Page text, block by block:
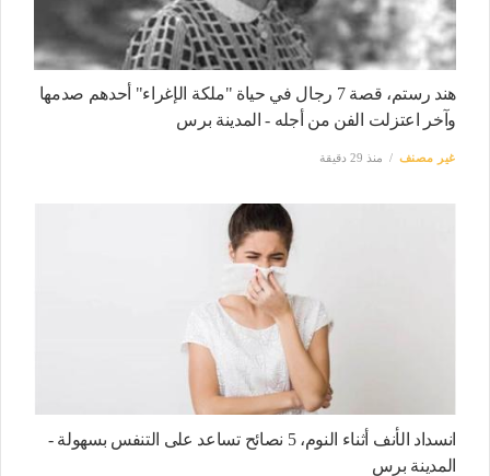
هند رستم، قصة 7 رجال في حياة "ملكة الإغراء" أحدهم صدمها
وآخر اعتزلت الفن من أجله - المدينة برس
غير مصنف منذ 29 دقيقة
انسداد الأنف أثناء النوم، 5 نصائح تساعد على التنفس بسهولة -
المدينة برس